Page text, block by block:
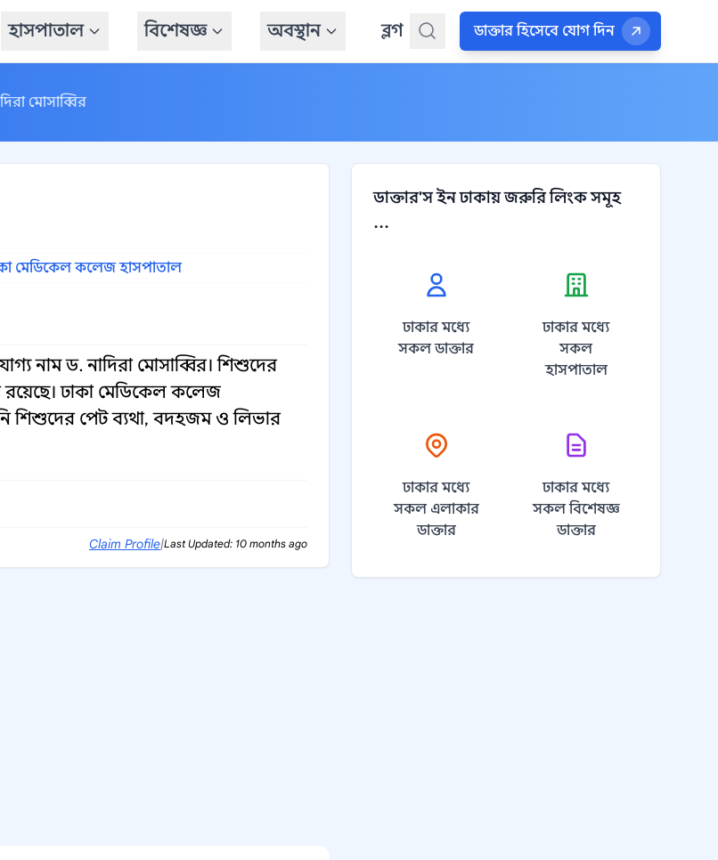
হাসপাতাল বিশেষজ্ঞ অবস্থান ব্লগ ডাক্তার হিসেবে যোগ দিন
মোসাব্বির
মেডিকেল কলেজ হাসপাতাল
নাম ড. নাদিরা মোসাব্বির। শিশুদের
রয়েছে। ঢাকা মেডিকেল কলেজ
শিশুদের পেট ব্যথা, বদহজম ও লিভার
Claim Profile|Last Updated: 10 months ago
ডাক্তার'স ইন ঢাকায় জরুরি লিংক সমূহ
...
ঢাকার মধ্যে
সকল ডাক্তার
ঢাকার মধ্যে
সকল
হাসপাতাল
ঢাকার মধ্যে
সকল এলাকার
ডাক্তার
ঢাকার মধ্যে
সকল বিশেষজ্ঞ
ডাক্তার